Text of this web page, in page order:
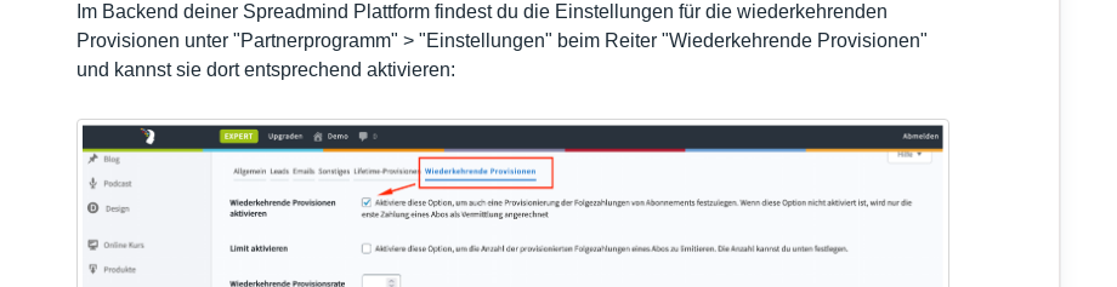
Im Backend deiner Spreadmind Plattform findest du die Einstellungen für die wiederkehrenden
Provisionen unter "Partnerprogramm" > "Einstellungen" beim Reiter "Wiederkehrende Provisionen"
und kannst sie dort entsprechend aktivieren: